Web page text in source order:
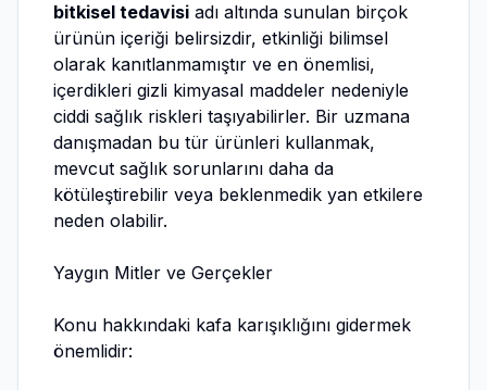
bitkisel tedavisi adı altında sunulan birçok
ürünün içeriği belirsizdir, etkinliği bilimsel
olarak kanıtlanmamıştır ve en önemlisi,
içerdikleri gizli kimyasal maddeler nedeniyle
ciddi sağlık riskleri taşıyabilirler. Bir uzmana
danışmadan bu tür ürünleri kullanmak,
mevcut sağlık sorunlarını daha da
kötüleştirebilir veya beklenmedik yan etkilere
neden olabilir.
Yaygın Mitler ve Gerçekler
Konu hakkındaki kafa karışıklığını gidermek
önemlidir: